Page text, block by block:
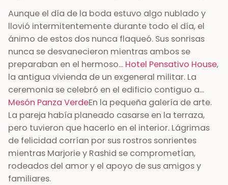
Aunque el día de la boda estuvo algo nublado y
llovió intermitentemente durante todo el día, el
ánimo de estos dos nunca flaqueó. Sus sonrisas
nunca se desvanecieron mientras ambos se
preparaban en el hermoso... Hotel Pensativo House,
la antigua vivienda de un exgeneral militar. La
ceremonia se celebró en el edificio contiguo a...
Mesón Panza VerdeEn la pequeña galería de arte.
La pareja había planeado casarse en la terraza,
pero tuvieron que hacerlo en el interior. Lágrimas
de felicidad corrían por sus rostros sonrientes
mientras Marjorie y Rashid se comprometían,
rodeados del amor y el apoyo de sus amigos y
familiares.